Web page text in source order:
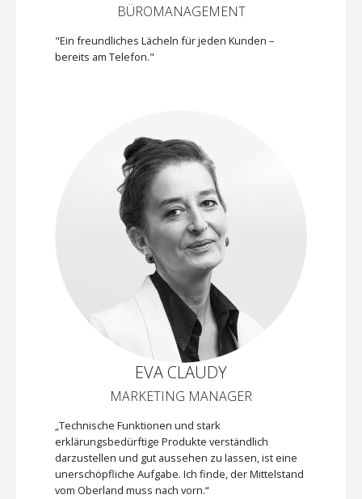
BÜROMANAGEMENT
"Ein freundliches Lächeln für jeden Kunden –
bereits am Telefon."
EVA CLAUDY
MARKETING MANAGER
„Technische Funktionen und stark
erklärungsbedürftige Produkte verständlich
darzustellen und gut aussehen zu lassen, ist eine
unerschöpfliche Aufgabe. Ich finde, der Mittelstand
vom Oberland muss nach vorn.“